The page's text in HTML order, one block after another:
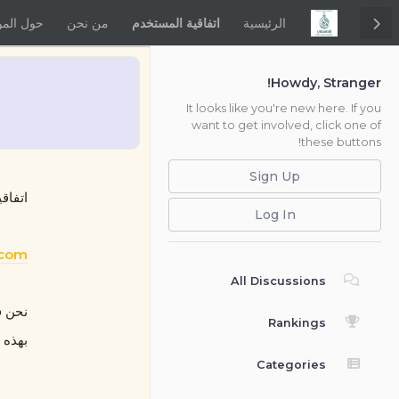
الرئيسية اتفاقية المستخدم من نحن حول
Howdy, Stranger!
It looks like you're new here. If you
want to get involved, click one of
these buttons!
Sign Up
Log In
All Discussions
Rankings
Categories